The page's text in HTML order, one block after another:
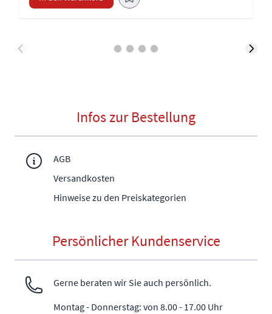
Infos zur Bestellung
AGB
Versandkosten
Hinweise zu den Preiskategorien
Persönlicher Kundenservice
Gerne beraten wir Sie auch persönlich.
Montag - Donnerstag: von 8.00 - 17.00 Uhr